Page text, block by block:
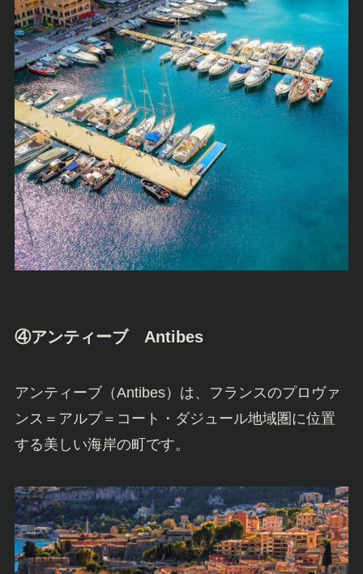
④アンティーブ Antibes
アンティーブ（Antibes）は、フランスのプロヴァ
ンス＝アルプ＝コート・ダジュール地域圏に位置
する美しい海岸の町です。